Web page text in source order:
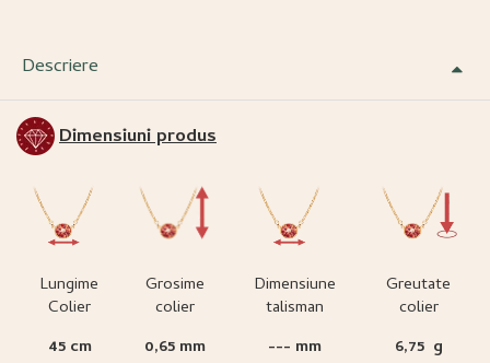
Descriere
Dimensiuni produs
Lungime
Colier
45 cm
Grosime
colier
0,65 mm
Dimensiune
talisman
--- mm
Greutate
colier
6,75 g